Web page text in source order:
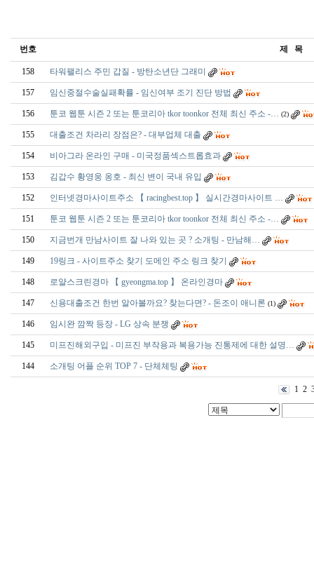
번호 제 목
158 타워팰리스 주민 갑질 - 방탄소년단 그래미
157 임신중절수술실패확률 - 임신여부 조기 진단 방법
156 툰코 웹툰 시즌 2 또는 툰코리아 tkor toonkor 전체 최신 주소 -… (2)
155 대출조건 차라리 장점은? - 대부업체 대출
154 비아그라 온라인 구매 - 미국정품섹스트롭효과
153 김갑수 황영웅 옹호 - 최신 변이 국내 유입
152 인터넷경마사이트주소 【 racingbest.top 】 실시간경마사이트 …
151 툰코 웹툰 시즌 2 또는 툰코리아 tkor toonkor 전체 최신 주소 -…
150 지금번개 만남사이트 잘 나와 있는 곳 ? 소개팅 - 만­남­해­…
149 19링크 - 사이트주소 찾기 도메인 주소 링크 찾기
148 로얄스크린경마 【 gyeongma.top 】 온라인경마
147 신용대출조건 한번 알아볼까요? 찾는다면? - 돈조이 애니론 (1)
146 임시완 깜짝 등장 - LG 상속 분쟁
145 미프진해외구입 - 미프진 부작용과 복용가능 진통제에 대한 설명…
144 소개팅 어플 순위 TOP 7 - 단­체­체­팅
1 2